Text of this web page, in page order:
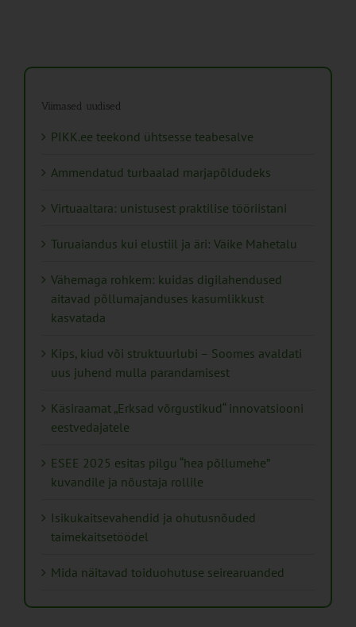
Viimased uudised
PIKK.ee teekond ühtsesse teabesalve
Ammendatud turbaalad marjapõldudeks
Virtuaaltara: unistusest praktilise tööriistani
Turuaiandus kui elustiil ja äri: Väike Mahetalu
Vähemaga rohkem: kuidas digilahendused
aitavad põllumajanduses kasumlikkust
kasvatada
Kips, kiud või struktuurlubi – Soomes avaldati
uus juhend mulla parandamisest
Käsiraamat „Erksad võrgustikud“ innovatsiooni
eestvedajatele
ESEE 2025 esitas pilgu “hea põllumehe”
kuvandile ja nõustaja rollile
Isikukaitsevahendid ja ohutusnõuded
taimekaitsetöödel
Mida näitavad toiduohutuse seirearuanded